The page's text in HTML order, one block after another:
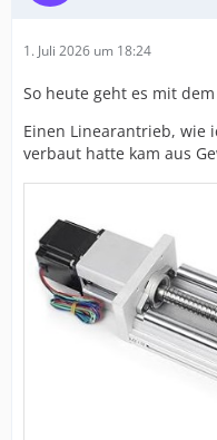
1. Juli 2026 um 18:24
So heute geht es mit
Einen Linearantrieb, wie
verbaut hatte kam aus